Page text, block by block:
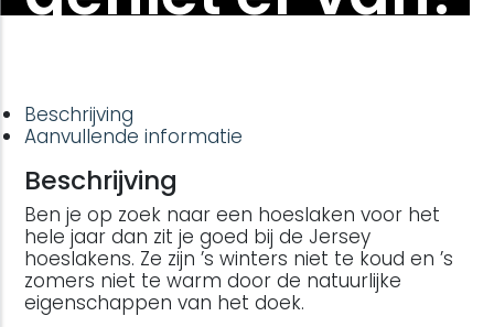
Beschrijving
Aanvullende informatie
Beschrijving
Ben je op zoek naar een hoeslaken voor het
hele jaar dan zit je goed bij de Jersey
hoeslakens. Ze zijn ’s winters niet te koud en ’s
zomers niet te warm door de natuurlijke
eigenschappen van het doek.